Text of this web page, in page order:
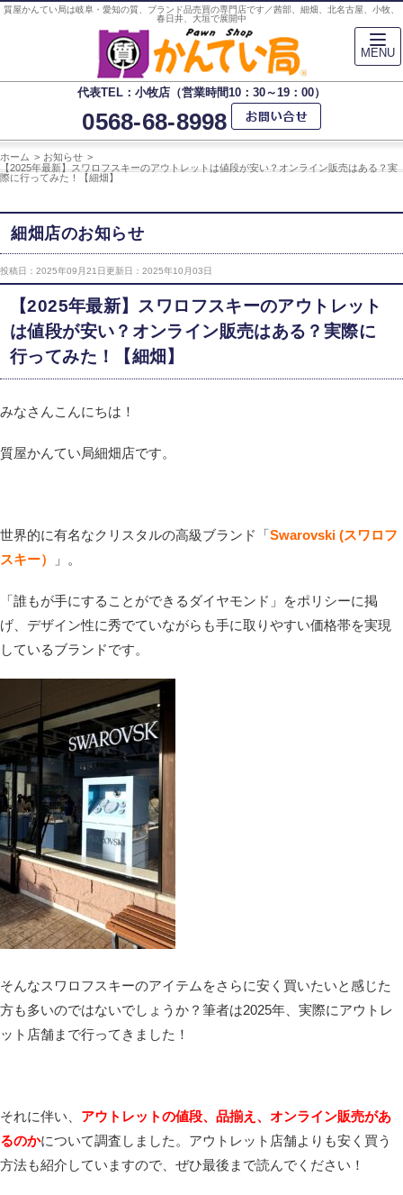
質屋かんてい局は岐阜・愛知の質、ブランド品売買の専門店です／茜部、細畑、北名古屋、小牧、
春日井、大垣で展開中
代表TEL：小牧店（営業時間10：30～19：00）
0568-68-8998
ホーム
お知らせ
【2025年最新】スワロフスキーのアウトレットは値段が安い？オンライン販売はある？実
際に行ってみた！【細畑】
細畑店のお知らせ
投稿日：2025年09月21日 更新日：2025年10月03日
【2025年最新】スワロフスキーのアウトレット
は値段が安い？オンライン販売はある？実際に
行ってみた！【細畑】
みなさんこんにちは！
質屋かんてい局細畑店です。
世界的に有名なクリスタルの高級ブランド「Swarovski (スワロフ
スキー）
」。
「誰もが手にすることができるダイヤモンド」をポリシーに掲
げ、デザイン性に秀でていながらも手に取りやすい価格帯を実現
しているブランドです。
そんなスワロフスキーのアイテムをさらに安く買いたいと感じた
方も多いのではないでしょうか？筆者は2025年、実際にアウトレ
ット店舗まで行ってきました！
それに伴い、 アウトレットの値段、品揃え、オンライン販売があ
るのかについて調査しました。アウトレット店舗よりも安く買う
方法も紹介していますので、ぜひ最後まで読んでください！
MENU